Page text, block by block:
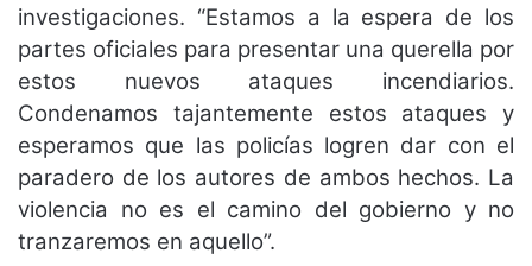
investigaciones. “Estamos a la espera de los
partes oficiales para presentar una querella por
estos nuevos ataques incendiarios.
Condenamos tajantemente estos ataques y
esperamos que las policías logren dar con el
paradero de los autores de ambos hechos. La
violencia no es el camino del gobierno y no
tranzaremos en aquello”.